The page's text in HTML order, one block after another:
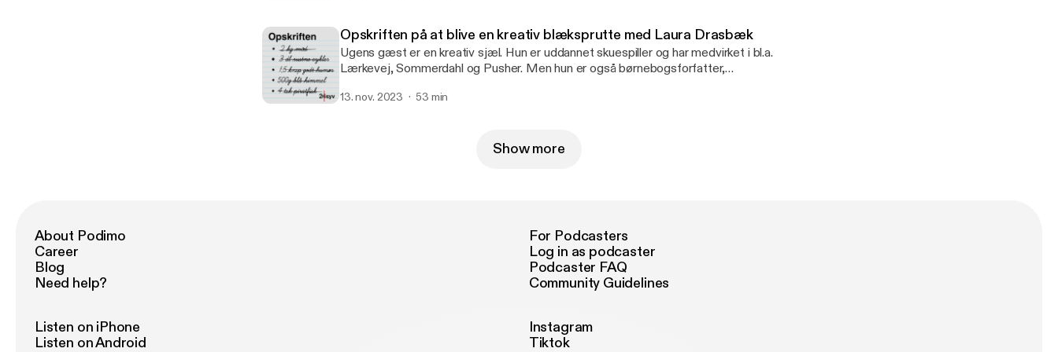
syret og vild side, eller er han kedelig i privaten? Hvorfor blev DR-serien "Huset" til på
en meget mærkelig måde? Og hvor grusomt er det at skrive en roman? Lyt med og
få hele opskriften.
Opskriften på at blive en kreativ blæksprutte med Laura Drasbæk
Ugens gæst er en kreativ sjæl. Hun er uddannet skuespiller og har medvirket i bl.a.
Lærkevej, Sommerdahl og Pusher. Men hun er også børnebogsforfatter,
der trives godt i kaos. Ugens gæst er: Laura Drasbæk! Hvordan bliver man en god
13. nov. 2023 53 min
Show more
About Podimo
Career
Blog
Need help?
For Podcasters
Log in as podcaster
Podcaster FAQ
Community Guidelines
Listen on iPhone
Listen on Android
Instagram
Tiktok